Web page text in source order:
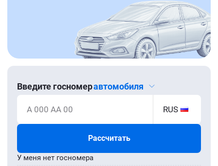
Введите госномеравтомобиля
А 000 АА 00 RUS
Рассчитать
У меня нет госномера